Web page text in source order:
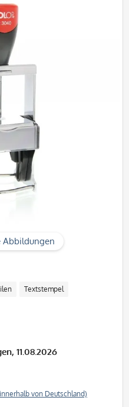
Abbildungen
Textstempel
11.08.2026
von Deutschland)